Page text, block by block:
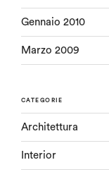
Gennaio 2010
Marzo 2009
CATEGORIE
Architettura
Interior